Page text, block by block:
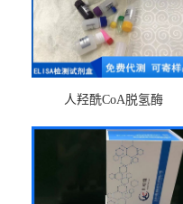
人羟酰CoA脱氢酶